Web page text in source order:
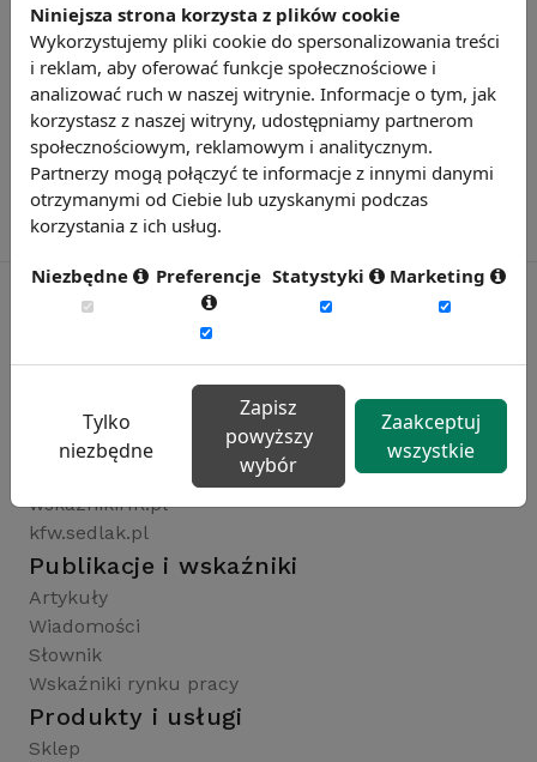
wynagrodzenia.pl
raportyplacowe.pl
wskaznikiHR.pl
kfw.sedlak.pl
Publikacje i wskaźniki
Artykuły
Wiadomości
Słownik
Wskaźniki rynku pracy
Produkty i usługi
Sklep
Niniejsza strona korzysta z plików cookie
Wykorzystujemy pliki cookie do spersonalizowania treści
i reklam, aby oferować funkcje społecznościowe i
analizować ruch w naszej witrynie. Informacje o tym, jak
korzystasz z naszej witryny, udostępniamy partnerom
społecznościowym, reklamowym i analitycznym.
Partnerzy mogą połączyć te informacje z innymi danymi
otrzymanymi od Ciebie lub uzyskanymi podczas
korzystania z ich usług.
Niezbędne Preferencje Statystyki Marketing
Tylko
niezbędne
Zapisz
powyższy
wybór
Zaakceptuj
wszystkie